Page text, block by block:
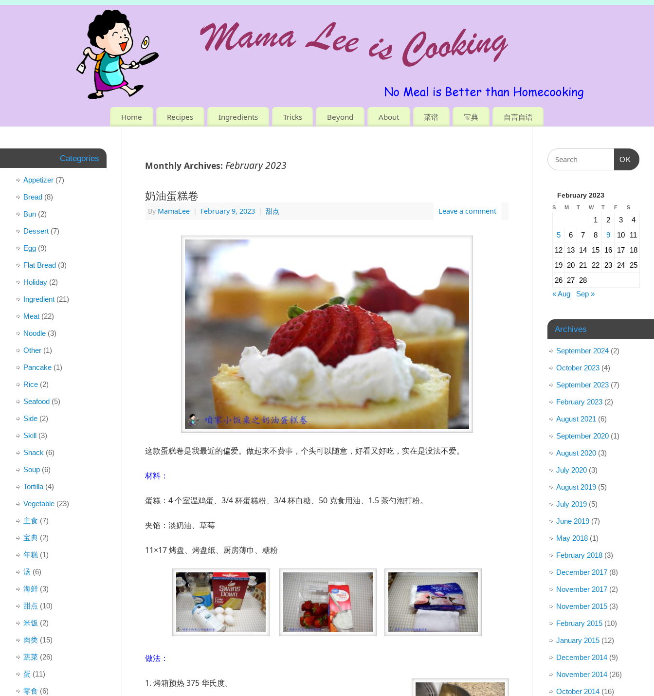
Home Recipes Ingredients Tricks Beyond About 菜谱 宝典 自言自语
Monthly Archives: February 2023
奶油蛋糕卷
By MamaLee February 9, 2023 甜点 Leave a comment
这款蛋糕卷是我最近的偏爱。做起来不费事，个头可以随意，好看又好吃，实在是没法不爱。
材料：
蛋糕：4 个室温鸡蛋、3/4 杯蛋糕粉、3/4 杯白糖、50 克食用油、1.5 茶勺泡打粉。
夹馅：淡奶油、草莓
11×17 烤盘、烤盘纸、厨房薄巾、糖粉
做法：
1. 烤箱预热 375 华氏度。
Categories
Appetizer (7)
Bread (8)
Bun (2)
Dessert (7)
Egg (9)
Flat Bread (3)
Holiday (2)
Ingredient (21)
Meat (22)
Noodle (3)
Other (1)
Pancake (1)
Rice (2)
Seafood (5)
Side (2)
Skill (3)
Snack (6)
Soup (6)
Tortilla (4)
Vegetable (23)
主食 (7)
宝典 (2)
年糕 (1)
汤 (6)
海鲜 (3)
甜点 (10)
米饭 (2)
肉类 (15)
蔬菜 (26)
蛋 (11)
零食 (6)
OK
February 2023
S M T W T F S
1 2 3
4
5
6 7 8 9 10
11
12 13 14 15 16 17
18
19 20 21 22 23 24
25
26 27 28
« Aug
Sep »
Archives
September 2024 (2)
October 2023 (4)
September 2023 (7)
February 2023 (2)
August 2021 (6)
September 2020 (1)
August 2020 (3)
July 2020 (3)
August 2019 (5)
July 2019 (5)
June 2019 (7)
May 2018 (1)
February 2018 (3)
December 2017 (8)
November 2017 (2)
November 2015 (3)
February 2015 (10)
January 2015 (12)
December 2014 (9)
November 2014 (26)
October 2014 (16)